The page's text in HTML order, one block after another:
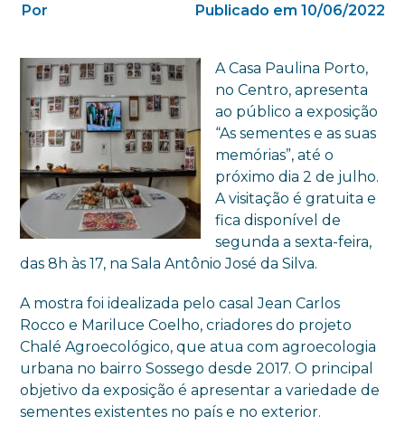
Por Publicado em 10/06/2022
A Casa Paulina Porto,
no Centro, apresenta
ao público a exposição
“As sementes e as suas
memórias”, até o
próximo dia 2 de julho.
A visitação é gratuita e
fica disponível de
segunda a sexta-feira,
das 8h às 17, na Sala Antônio José da Silva.
A mostra foi idealizada pelo casal Jean Carlos
Rocco e Mariluce Coelho, criadores do projeto
Chalé Agroecológico, que atua com agroecologia
urbana no bairro Sossego desde 2017. O principal
objetivo da exposição é apresentar a variedade de
sementes existentes no país e no exterior.